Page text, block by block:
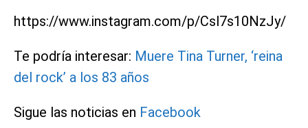
https://www.instagram.com/p/Csl7s10NzJy/
Te podría interesar: Muere Tina Turner, ‘reina
del rock’ a los 83 años
Sigue las noticias en Facebook